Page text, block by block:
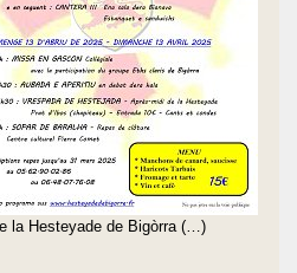
la Hesteyade de Bigòrra (…)